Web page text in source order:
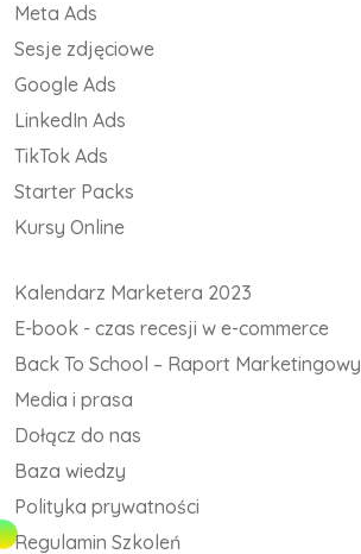
Meta Ads
Sesje zdjęciowe
Google Ads
LinkedIn Ads
TikTok Ads
Starter Packs
Kursy Online
Kalendarz Marketera 2023
E-book - czas recesji w e-commerce
Back To School – Raport Marketingowy
Media i prasa
Dołącz do nas
Baza wiedzy
Polityka prywatności
Regulamin Szkoleń